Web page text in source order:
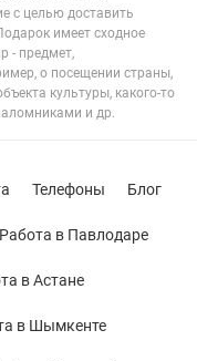
с целью доставить
имеет сходное
- предмет,
о посещении страны,
культуры, какого-то
и др.
Телефоны Блог
Работа в Павлодаре
в Астане
в Шымкенте